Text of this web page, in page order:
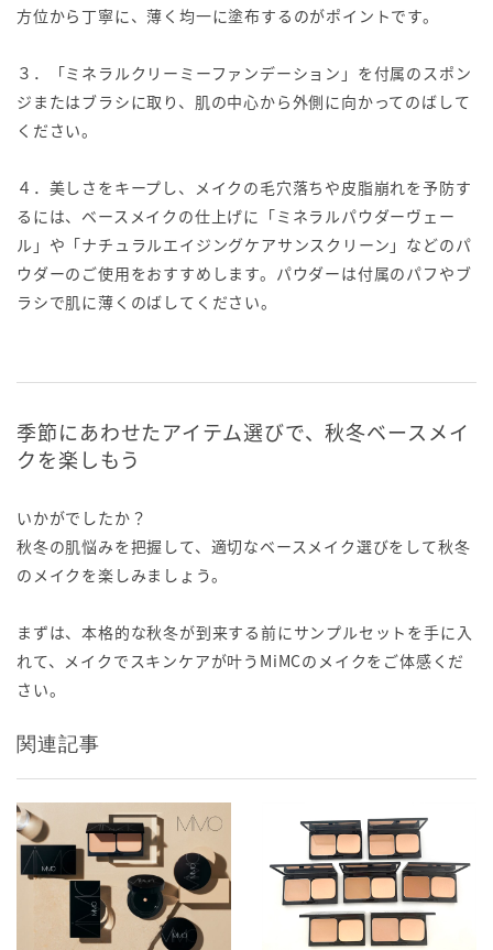
方位から丁寧に、薄く均一に塗布するのがポイントです。
３．「ミネラルクリーミーファンデーション」を付属のスポン
ジまたはブラシに取り、肌の中心から外側に向かってのばして
ください。
４．美しさをキープし、メイクの毛穴落ちや皮脂崩れを予防す
るには、ベースメイクの仕上げに「ミネラルパウダーヴェー
ル」や「ナチュラルエイジングケアサンスクリーン」などのパ
ウダーのご使用をおすすめします。パウダーは付属のパフやブ
ラシで肌に薄くのばしてください。
季節にあわせたアイテム選びで、秋冬ベースメイ
クを楽しもう
いかがでしたか？
秋冬の肌悩みを把握して、適切なベースメイク選びをして秋冬
のメイクを楽しみましょう。
まずは、本格的な秋冬が到来する前にサンプルセットを手に入
れて、メイクでスキンケアが叶うMiMCのメイクをご体感くだ
さい。
関連記事